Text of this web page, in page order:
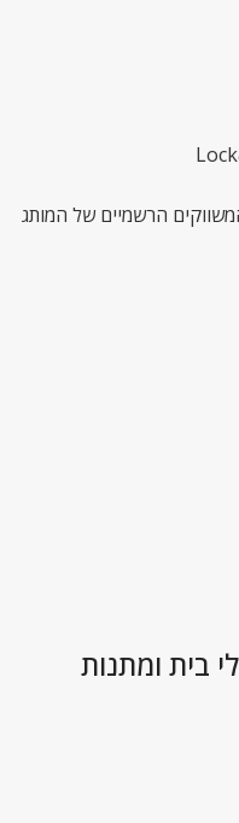
הרשמיים של המותג
בית ומתנות